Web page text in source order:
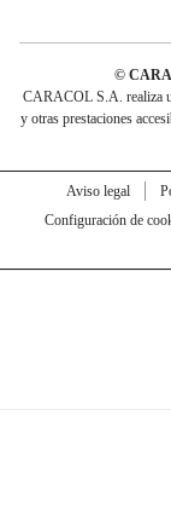
©
CARACOL S.A. realiza
y otras prestaciones
Aviso legal
Configuración de